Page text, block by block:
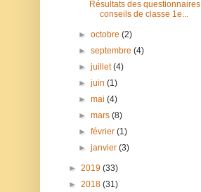
Résultats des questionnaires
conseils de classe 1e...
►octobre(2)
►septembre(4)
►juillet(4)
►juin(1)
►mai(4)
►mars(8)
►février(1)
►janvier(3)
► 2019 (33)
► 2018 (31)